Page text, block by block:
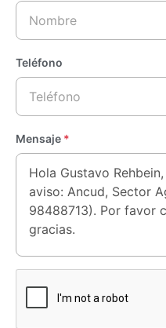
Teléfono
Mensaje *